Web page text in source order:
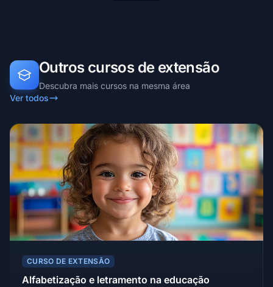
Outros cursos de extensão
Descubra mais cursos na mesma área
Ver todos
CURSO DE EXTENSÃO
Alfabetização e letramento na educação